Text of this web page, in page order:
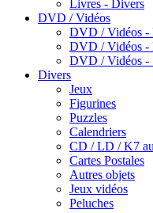
Livres - Divers
DVD / Vidéos
DVD / Vidéos -
DVD / Vidéos -
DVD / Vidéos -
Divers
Jeux
Figurines
Puzzles
Calendriers
CD / LD / K7
Cartes Postales
Autres objets
Jeux vidéos
Peluches